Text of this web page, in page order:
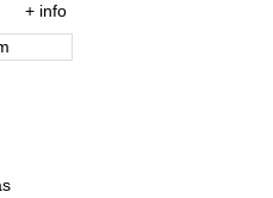
+ info